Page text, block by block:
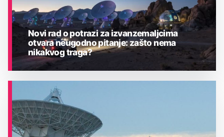
ASTRONOMIJA
Novi rad o potrazi za izvanzemaljcima
otvara neugodno pitanje: zašto nema
nikakvog traga?